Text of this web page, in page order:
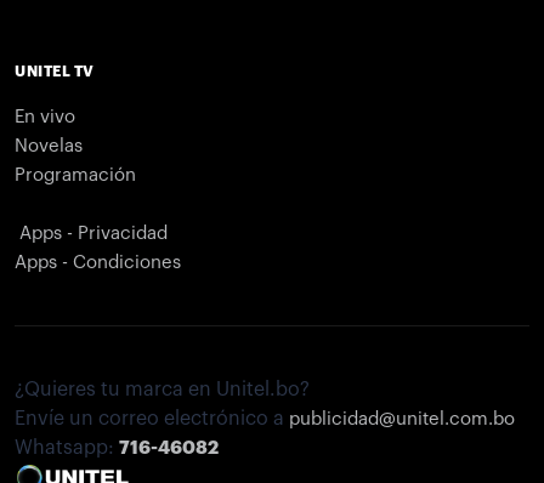
UNITEL TV
En vivo
Novelas
Programación
Apps - Privacidad
Apps - Condiciones
¿Quieres tu marca en Unitel.bo?
Envíe un correo electrónico a publicidad@unitel.com.bo
Whatsapp: 716-46082